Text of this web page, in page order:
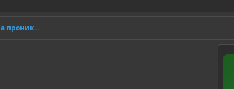
Этичный хакинг и тестирование на проникновение